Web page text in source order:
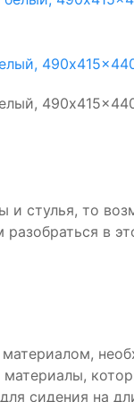
и стулья, то
в
сидения на